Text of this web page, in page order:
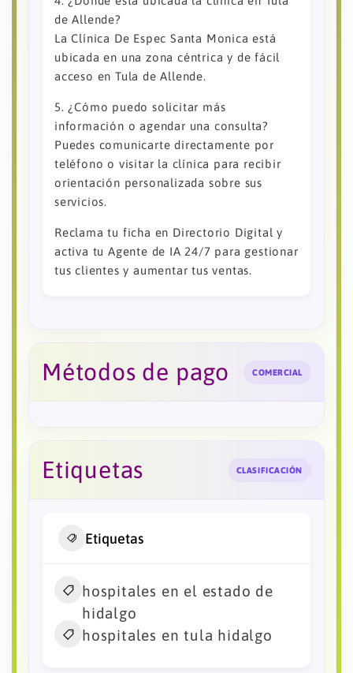
de Allende?
La Clínica De Espec Santa Monica está
ubicada en una zona céntrica y de fácil
acceso en Tula de Allende.
5. ¿Cómo puedo solicitar más
información o agendar una consulta?
Puedes comunicarte directamente por
teléfono o visitar la clínica para recibir
orientación personalizada sobre sus
servicios.
Reclama tu ficha en Directorio Digital y
activa tu Agente de IA 24/7 para gestionar
tus clientes y aumentar tus ventas.
Métodos de pago COMERCIAL
Etiquetas CLASIFICACIÓN
Etiquetas
hospitales en el estado de
hidalgo
hospitales en tula hidalgo